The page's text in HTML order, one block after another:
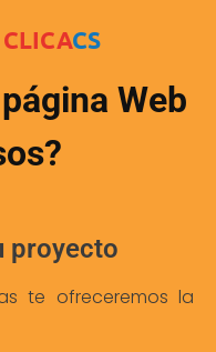
CLICACS
Web
proyecto
te ofreceremos la